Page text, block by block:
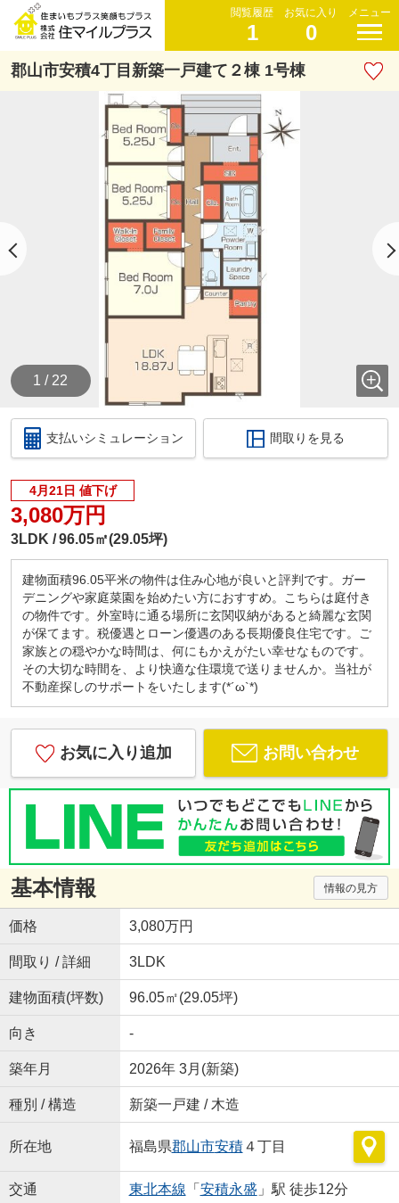
閲覧履歴
1
お気に入り
0
メニュー
郡山市安積4丁目新築一戸建て２棟 1号棟
1 / 22
支払いシミュレーション 間取りを見る
4月21日 値下げ
3,080万円
3LDK 96.05㎡(29.05坪)
建物面積96.05平米の物件は住み心地が良いと評判です。ガー
デニングや家庭菜園を始めたい方におすすめ。こちらは庭付き
の物件です。外室時に通る場所に玄関収納があると綺麗な玄関
が保てます。税優遇とローン優遇のある長期優良住宅です。ご
家族との穏やかな時間は、何にもかえがたい幸せなものです。
その大切な時間を、より快適な住環境で送りませんか。当社が
不動産探しのサポートをいたします(*´ω`*)
お気に入り追加 お問い合わせ
基本情報 情報の見方
価格 3,080万円
間取り / 詳細 3LDK
建物面積(坪数) 96.05㎡(29.05坪)
向き -
築年月 2026年 3月(新築)
種別 / 構造 新築一戸建 / 木造
所在地 福島県郡山市安積４丁目
交通 東北本線 「 安積永盛 」駅 徒歩12分